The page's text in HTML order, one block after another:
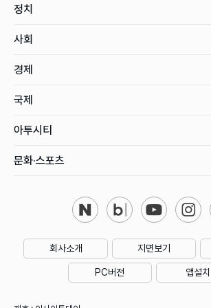
정치
사회
경제
국제
아투시티
문화·스포츠
회사소개 지면보기
PC버전 앱설치